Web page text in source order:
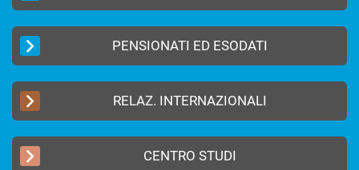
PENSIONATI ED ESODATI
RELAZ. INTERNAZIONALI
CENTRO STUDI